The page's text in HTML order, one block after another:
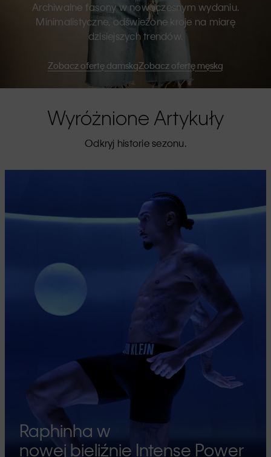
Archiwalne fasony w nowoczesnym wydaniu.
Minimalistyczne, odświeżone kroje na miarę
dzisiejszych trendów.
Zobacz ofertę damskąZobacz ofertę męską
Wyróżnione Artykuły
Odkryj historie sezonu.
Raphinha w
nowej bieliźnie Intense Power